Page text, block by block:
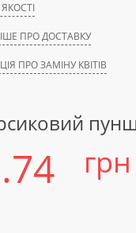
ПРО ДОСТАВКУ
ПРО ЗАМІНУ КВІТІВ
грн